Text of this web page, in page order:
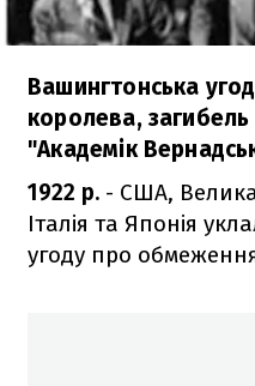
Вашингтонська
королева, загибель
"Академік
1922 р. - США,
Італія та Японія
угоду про